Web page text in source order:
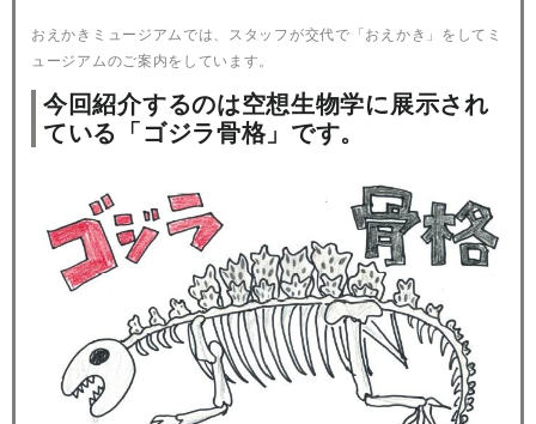
おえかきミュージアムでは、スタッフが交代で「おえかき」をしてミ
ュージアムのご案内をしています。
今回紹介するのは空想生物学に展示され
ている「ゴジラ骨格」です。